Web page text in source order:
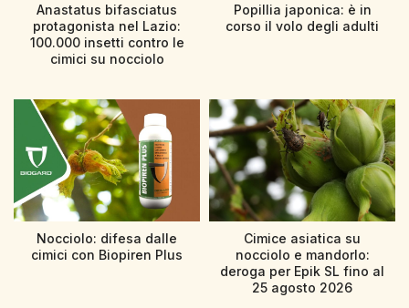
Anastatus bifasciatus
protagonista nel Lazio:
100.000 insetti contro le
cimici su nocciolo
Popillia japonica: è in
corso il volo degli adulti
Nocciolo: difesa dalle
cimici con Biopiren Plus
Cimice asiatica su
nocciolo e mandorlo:
deroga per Epik SL fino al
25 agosto 2026